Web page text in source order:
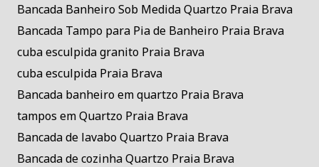
Bancada Banheiro Sob Medida Quartzo Praia Brava
Bancada Tampo para Pia de Banheiro Praia Brava
cuba esculpida granito Praia Brava
cuba esculpida Praia Brava
Bancada banheiro em quartzo Praia Brava
tampos em Quartzo Praia Brava
Bancada de lavabo Quartzo Praia Brava
Bancada de cozinha Quartzo Praia Brava